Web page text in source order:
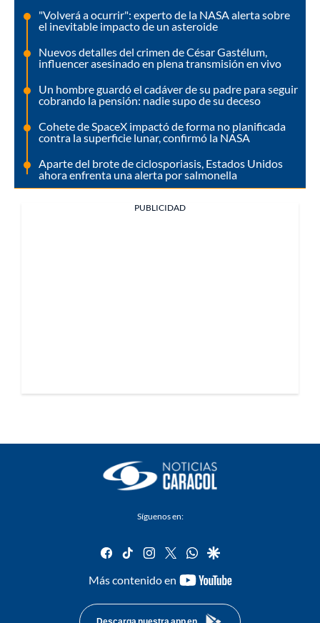
"Volverá a ocurrir": experto de la NASA alerta sobre
el inevitable impacto de un asteroide
Nuevos detalles del crimen de César Gastélum,
influencer asesinado en plena transmisión en vivo
Un hombre guardó el cadáver de su padre para seguir
cobrando la pensión: nadie supo de su deceso
Cohete de SpaceX impactó de forma no planificada
contra la superficie lunar, confirmó la NASA
Aparte del brote de ciclosporiasis, Estados Unidos
ahora enfrenta una alerta por salmonella
PUBLICIDAD
Síguenos en:
facebook
tiktok instagram
twitterwhatsapp
google
Más contenido en
youtube-